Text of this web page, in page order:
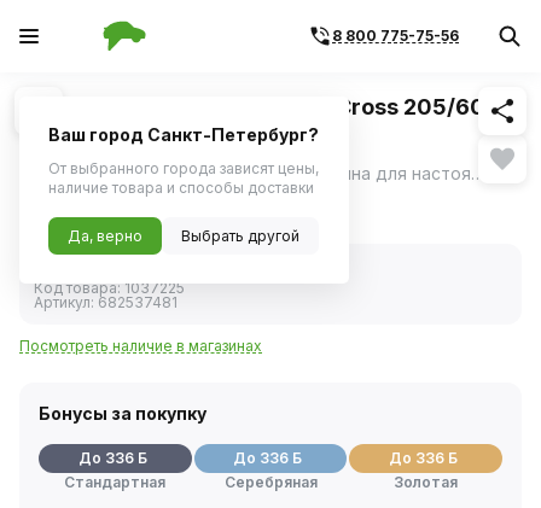
8 800 775-75-56
1/3 Похожие
Шина зимняя Cordiant Snow Cross 205/60
R16 96T шип
Cordiant Snow Cross – шипованная резина для настоящих зимних условий: - непревзойденное сцепление и безопасность на льду, - уверенное вождение на снегу, - готовность шины к самым суровым зимним условиям. ещё
Код товара:1037225
Артикул: 682537481
Посмотреть наличие в магазинах
Бонусы за покупку
До 336 Б
Стандартная
До 336 Б
Серебряная
До 336 Б
Золотая
Ваш город Санкт-Петербург?
От выбранного города зависят цены,
наличие товара и способы доставки
Да, верно Выбрать другой